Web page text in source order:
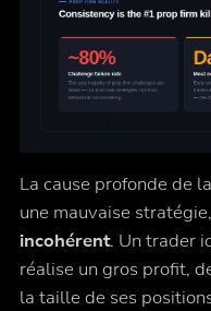
La cause profonde de
une mauvaise
incohérent. Un trader
réalise un gros profit,
la taille de ses